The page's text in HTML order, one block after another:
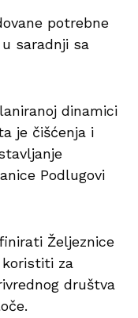
potrebne
saradnji sa
dinamici
je čišćenja i
Podlugovi
Željeznice
koristiti za
društva